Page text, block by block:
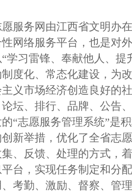
服务网由江西省文明办
网络服务平台，也是对
学习雷锋、奉献他人、提
度化、常态化建设，为
义市场经济创造良好的
坛、排行、品牌、公告
“志愿服务管理系统”是
新举措，优化了全省志
、反馈、处理的方式，
台，实现任务制定和分
考勤、激励、督察、管